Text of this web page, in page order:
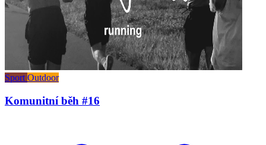
Sport Outdoor
Komunitní běh #16